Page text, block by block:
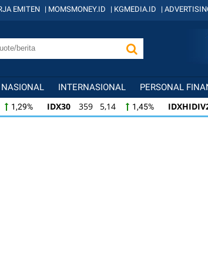
EMITEN | MOMSMONEY.ID | KGMEDIA.ID |
NASIONAL INTERNASIONAL PERSONAL
359 5,14 1,45% IDXHIDIV20 438 4,81
438 4,81 1,11% IDX80 96 1,44